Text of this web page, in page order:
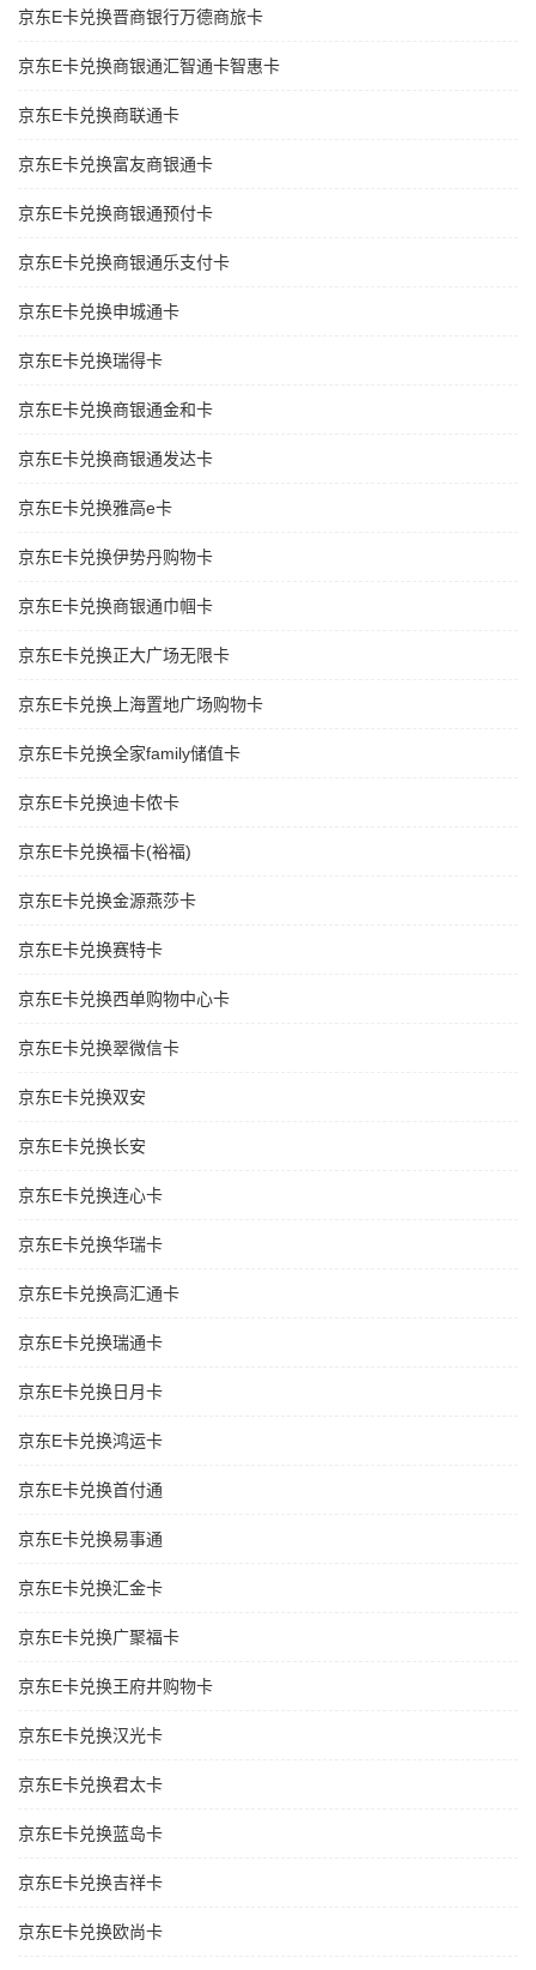
京东E卡兑换晋商银行万德商旅卡
京东E卡兑换商银通汇智通卡智惠卡
京东E卡兑换商联通卡
京东E卡兑换富友商银通卡
京东E卡兑换商银通预付卡
京东E卡兑换商银通乐支付卡
京东E卡兑换申城通卡
京东E卡兑换瑞得卡
京东E卡兑换商银通金和卡
京东E卡兑换商银通发达卡
京东E卡兑换雅高e卡
京东E卡兑换伊势丹购物卡
京东E卡兑换商银通巾帼卡
京东E卡兑换正大广场无限卡
京东E卡兑换上海置地广场购物卡
京东E卡兑换全家family储值卡
京东E卡兑换迪卡侬卡
京东E卡兑换福卡(裕福)
京东E卡兑换金源燕莎卡
京东E卡兑换赛特卡
京东E卡兑换西单购物中心卡
京东E卡兑换翠微信卡
京东E卡兑换双安
京东E卡兑换长安
京东E卡兑换连心卡
京东E卡兑换华瑞卡
京东E卡兑换高汇通卡
京东E卡兑换瑞通卡
京东E卡兑换日月卡
京东E卡兑换鸿运卡
京东E卡兑换首付通
京东E卡兑换易事通
京东E卡兑换汇金卡
京东E卡兑换广聚福卡
京东E卡兑换王府井购物卡
京东E卡兑换汉光卡
京东E卡兑换君太卡
京东E卡兑换蓝岛卡
京东E卡兑换吉祥卡
京东E卡兑换欧尚卡